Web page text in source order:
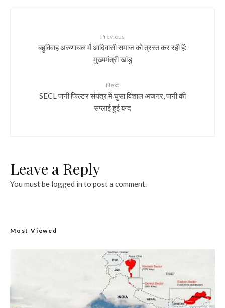
Previous
बहुविवाह अरुणाचल में आदिवासी समाज को त्रस्त कर रही हें:
मुख्यमंत्री खांडु
Next
SECL पानी फिल्टर संयंत्र में घुसा विशाल अजगर, पानी की
सप्लाई हुई बन्द
Leave a Reply
You must be logged in to post a comment.
Most Viewed